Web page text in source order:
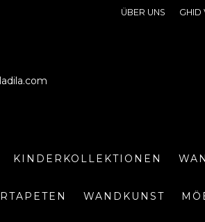
ÜBER UNS GHID
KINDERKOLLEKTIONEN
WANDKUNST